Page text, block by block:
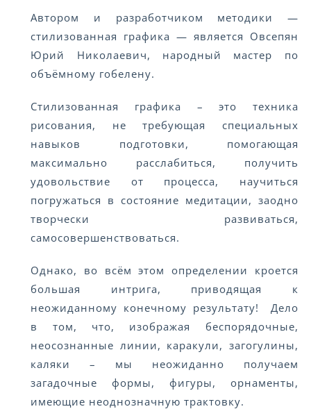
Автором и разработчиком методики —
стилизованная графика — является Овсепян
Юрий Николаевич, народный мастер по
объёмному гобелену.​ ​ ​ ​
Стилизованная графика – это техника
рисования, не требующая специальных
навыков подготовки, помогающая
максимально расслабиться, получить
удовольствие от процесса, научиться
погружаться в состояние медитации, заодно
творчески развиваться,
самосовершенствоваться.
Однако, во всём этом определении кроется
большая интрига, приводящая к
неожиданному конечному результату! Дело
в том, что, изображая беспорядочные,
неосознанные линии, каракули, загогулины,
каляки – мы неожиданно получаем
загадочные формы, фигуры, орнаменты,
имеющие неоднозначную трактовку.